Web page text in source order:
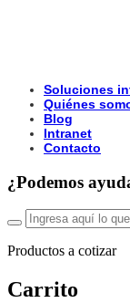
Soluciones
Quiénes
Blog
Intranet
Contacto
¿Podemos
Productos a cotizar
Carrito